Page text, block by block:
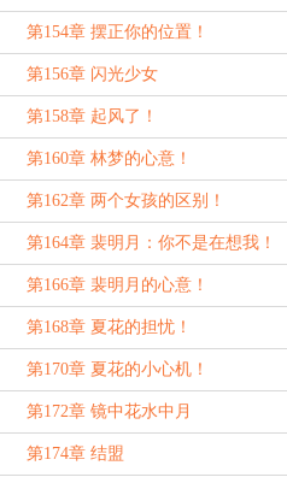
第154章 摆正你的位置！
第156章 闪光少女
第158章 起风了！
第160章 林梦的心意！
第162章 两个女孩的区别！
第164章 裴明月：你不是在想我！
第166章 裴明月的心意！
第168章 夏花的担忧！
第170章 夏花的小心机！
第172章 镜中花水中月
第174章 结盟